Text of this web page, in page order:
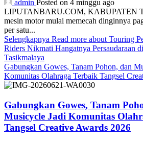
admin Posted on 4 minggu ago
LIPUTANBARU.COM, KABUPATEN
mesin motor mulai memecah dinginnya
per satu...
Selengkapnya Read more about Touring
Riders Nikmati Hangatnya Persaudaraan
Tasikmalaya
Gabungkan Gowes, Tanam Pohon, dan
Komunitas Olahraga Terbaik Tangsel
Gabungkan Gowes, Tanam
Musicycle Jadi Komunitas
Tangsel Creative Awards 2026